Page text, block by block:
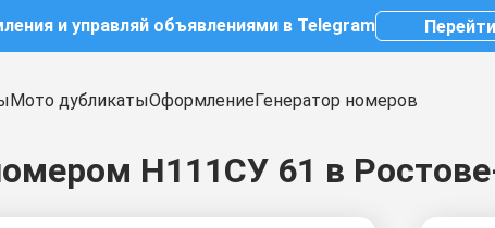
и управляй объявлениями в Telegram
Мото дубликатыОформлениеГенератор номеров
Н111СУ 61 в